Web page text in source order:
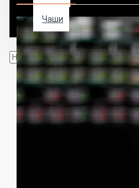
Чаши